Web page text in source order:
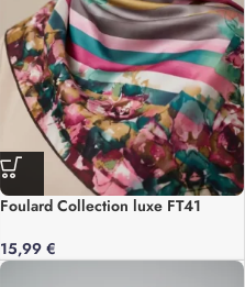
Foulard Collection luxe FT41
15,99 €